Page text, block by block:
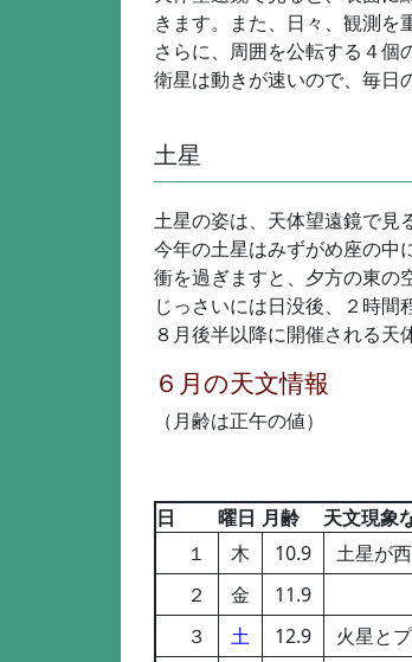
きます。また、日々、観測を
さらに、周囲を公転する４個
衛星は動きが速いので、毎日
土星
土星の姿は、天体望遠鏡で見
今年の土星はみずがめ座の中
衝を過ぎますと、夕方の東の
じっさいには日没後、２時間
８月後半以降に開催される天
６月の天文情報
（月齢は正午の値）
日 曜日 月齢
天文現象
１
木 10.9
土星が
２
金
11.9
３
土 12.9 火星と